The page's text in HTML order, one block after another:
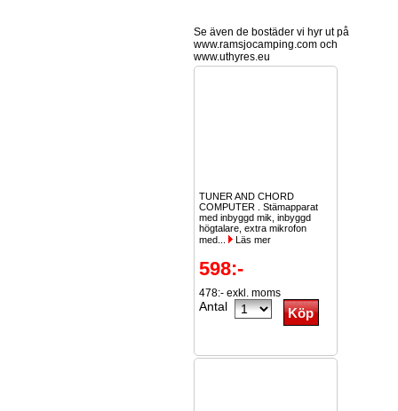
Se även de bostäder vi hyr ut på
www.ramsjocamping.com och
www.uthyres.eu
TUNER AND CHORD
COMPUTER . Stämapparat
med inbyggd mik, inbyggd
högtalare, extra mikrofon
med...
Läs mer
598:-
478:- exkl. moms
Antal